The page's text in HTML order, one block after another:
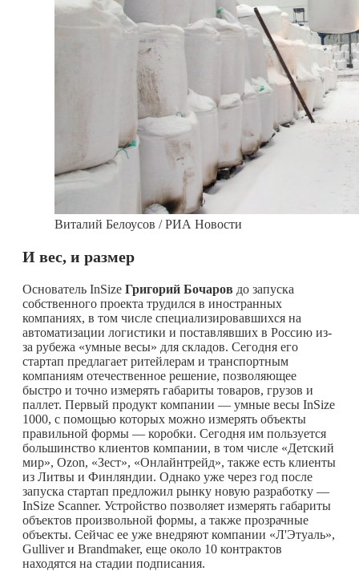
Виталий Белоусов / РИА Новости
И вес, и размер
Основатель InSize Григорий Бочаров до запуска
собственного проекта трудился в иностранных
компаниях, в том числе специализировавшихся на
автоматизации логистики и поставлявших в Россию из-
за рубежа «умные весы» для складов. Сегодня его
стартап предлагает ритейлерам и транспортным
компаниям отечественное решение, позволяющее
быстро и точно измерять габариты товаров, грузов и
паллет. Первый продукт компании — умные весы InSize
1000, с помощью которых можно измерять объекты
правильной формы — коробки. Сегодня им пользуется
большинство клиентов компании, в том числе «Детский
мир», Ozon, «Зест», «Онлайнтрейд», также есть клиенты
из Литвы и Финляндии. Однако уже через год после
запуска стартап предложил рынку новую разработку —
InSize Scanner. Устройство позволяет измерять габариты
объектов произвольной формы, а также прозрачные
объекты. Сейчас ее уже внедряют компании «Л'Этуаль»,
Gulliver и Brandmaker, еще около 10 контрактов
находятся на стадии подписания.